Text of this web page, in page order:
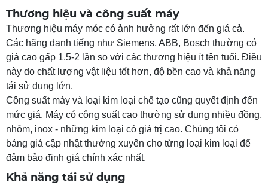
Thương hiệu và công suất máy
Thương hiệu máy móc có ảnh hưởng rất lớn đến giá cả.
Các hãng danh tiếng như Siemens, ABB, Bosch thường có
giá cao gấp 1.5-2 lần so với các thương hiệu ít tên tuổi. Điều
này do chất lượng vật liệu tốt hơn, độ bền cao và khả năng
tái sử dụng lớn.
Công suất máy và loại kim loại chế tạo cũng quyết định đến
mức giá. Máy có công suất cao thường sử dụng nhiều đồng,
nhôm, inox - những kim loại có giá trị cao. Chúng tôi có
bảng giá cập nhật thường xuyên cho từng loại kim loại để
đảm bảo định giá chính xác nhất.
Khả năng tái sử dụng